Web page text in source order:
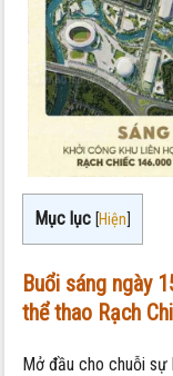
Mục lục [Hiện]
Buổi sáng ngày
thể thao Rạch
Mở đầu cho chuỗi